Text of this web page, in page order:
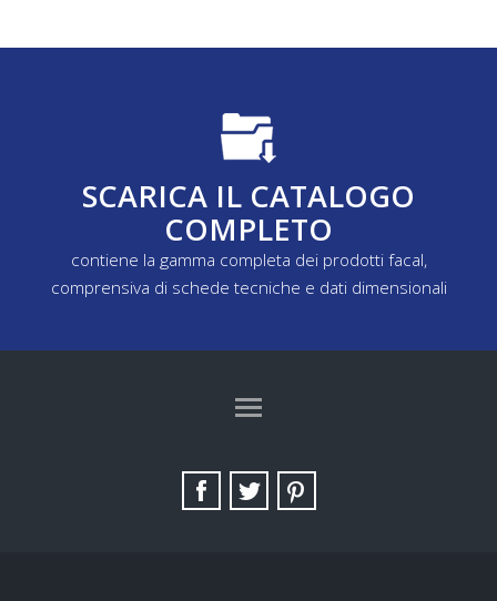
SCARICA IL CATALOGO
COMPLETO
contiene la gamma completa dei prodotti facal,
comprensiva di schede tecniche e dati dimensionali
SITE MAP